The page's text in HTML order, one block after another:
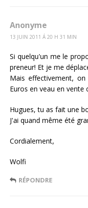
Anonyme
13 JUIN 2011 Á 20 H 31 MIN
Si quelqu'un me le
preneur! Et je me
Mais effectivement,
Euros en veau en vente
Hugues, tu as fait une
J'ai quand même été
Cordialement,
Wolfi
RÉPONDRE